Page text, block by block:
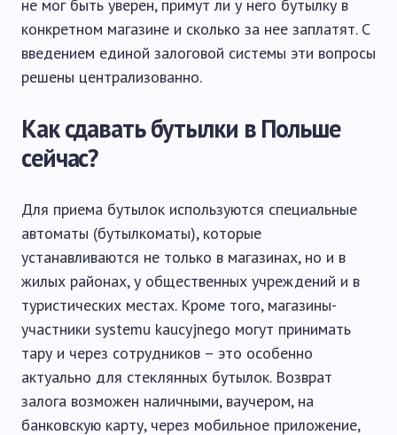
не мог быть уверен, примут ли у него бутылку в
конкретном магазине и сколько за нее заплатят. С
введением единой залоговой системы эти вопросы
решены централизованно.
Как сдавать бутылки в Польше
сейчас?
Для приема бутылок используются специальные
автоматы (бутылкоматы), которые
устанавливаются не только в магазинах, но и в
жилых районах, у общественных учреждений и в
туристических местах. Кроме того, магазины-
участники systemu kaucyjnego могут принимать
тару и через сотрудников – это особенно
актуально для стеклянных бутылок. Возврат
залога возможен наличными, ваучером, на
банковскую карту, через мобильное приложение,